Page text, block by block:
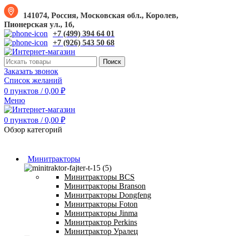
141074, Россия, Московская обл., Королев,
Пионерская ул., 1б,
+7 (499) 394 64 01
+7 (926) 543 50 68
Поиск
Заказать звонок
Список желаний
0 пунктов / 0,00 ₽
Меню
0 пунктов / 0,00 ₽
Обзор категорий
Минитракторы
Минитракторы BCS
Минитракторы Branson
Минитракторы Dongfeng
Минитракторы Foton
Минитракторы Jinma
Минитрактор Perkins
Минитрактор Уралец